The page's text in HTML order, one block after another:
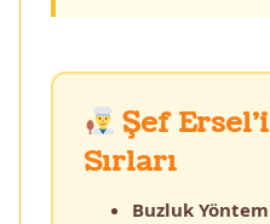
Şef
Sırları
Buzluk